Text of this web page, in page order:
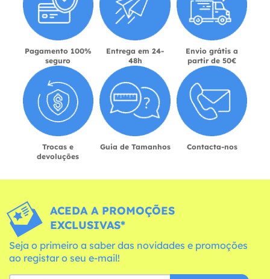
Pagamento 100%
seguro
Entrega em 24-
48h
Envio grátis a
partir de 50€
Trocas e
devoluções
Guia de Tamanhos Contacta-nos
ACEDA A PROMOÇÕES
EXCLUSIVAS*
Seja o primeiro a saber das novidades e promoções
ao registar o seu e-mail!